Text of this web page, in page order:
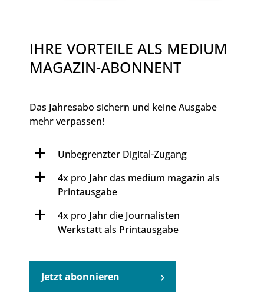
IHRE VORTEILE ALS MEDIUM
MAGAZIN-ABONNENT
Das Jahresabo sichern und keine Ausgabe
mehr verpassen!
Unbegrenzter Digital-Zugang
4x pro Jahr das medium magazin als
Printausgabe
4x pro Jahr die Journalisten
Werkstatt als Printausgabe
Jetzt abonnieren